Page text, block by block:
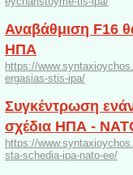
Αναβάθμιση F16
ΗΠΑ
https://
ergasias-stis-ipa/
Συγκέντρωση
σχέδια ΗΠΑ -
https://
sta-schedia-ipa-nato-ee/